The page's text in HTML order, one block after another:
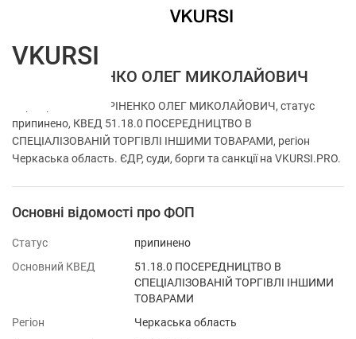
ФОП ГУРІНЕНКО ОЛЕГ МИКОЛАЙОВИЧ
Перевірка ФОП ГУРІНЕНКО ОЛЕГ МИКОЛАЙОВИЧ, статус
припинено, КВЕД 51.18.0 ПОСЕРЕДНИЦТВО В
СПЕЦІАЛІЗОВАНІЙ ТОРГІВЛІ ІНШИМИ ТОВАРАМИ, регіон
Черкаська область. ЄДР, суди, борги та санкції на VKURSI.PRO.
Основні відомості про ФОП
Статус
припинено
Основний КВЕД
51.18.0 ПОСЕРЕДНИЦТВО В
СПЕЦІАЛІЗОВАНІЙ ТОРГІВЛІ ІНШИМИ
ТОВАРАМИ
Регіон
Черкаська область
VKURSI